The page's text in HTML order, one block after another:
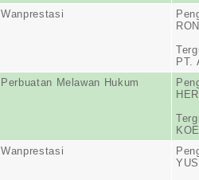
Wanprestasi
PT.
Perbuatan Melawan Hukum
Wanprestasi